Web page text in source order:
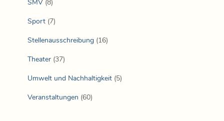
SMV (8)
Sport (7)
Stellenausschreibung (16)
Theater (37)
Umwelt und Nachhaltigkeit (5)
Veranstaltungen (60)